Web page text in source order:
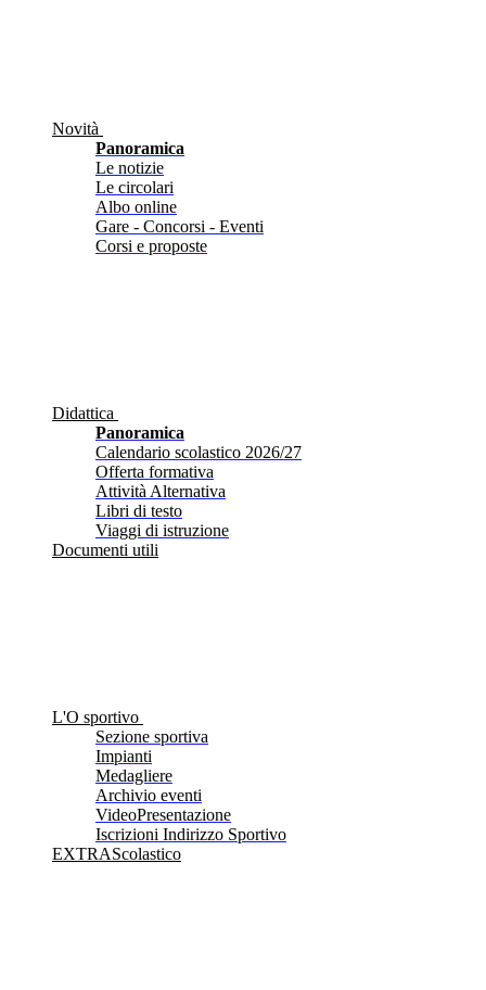
Novità
Panoramica
Le notizie
Le circolari
Albo online
Gare - Concorsi - Eventi
Corsi e proposte
Didattica
Panoramica
Calendario scolastico 2026/27
Offerta formativa
Attività Alternativa
Libri di testo
Viaggi di istruzione
Documenti utili
L'O sportivo
Sezione sportiva
Impianti
Medagliere
Archivio eventi
VideoPresentazione
Iscrizioni Indirizzo Sportivo
EXTRAScolastico